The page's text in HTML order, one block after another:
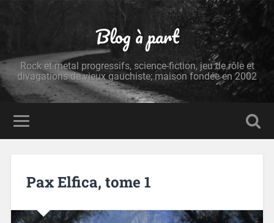
Blog à part
Rock et metal progressifs, science-fiction, jeu de rôle et
divagations de vieux gauchiste; maison fondée en 2002
Pax Elfica, tome 1